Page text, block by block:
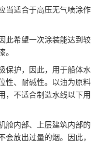
当适合于高压无气喷涂作
此希望一次涂装能达到较
。
保护，因此，用于船体水
性、耐碱性。以油为原料
，不适合制造水线以下用
舱内部、上层建筑内部的
会放出过量的烟。因此，